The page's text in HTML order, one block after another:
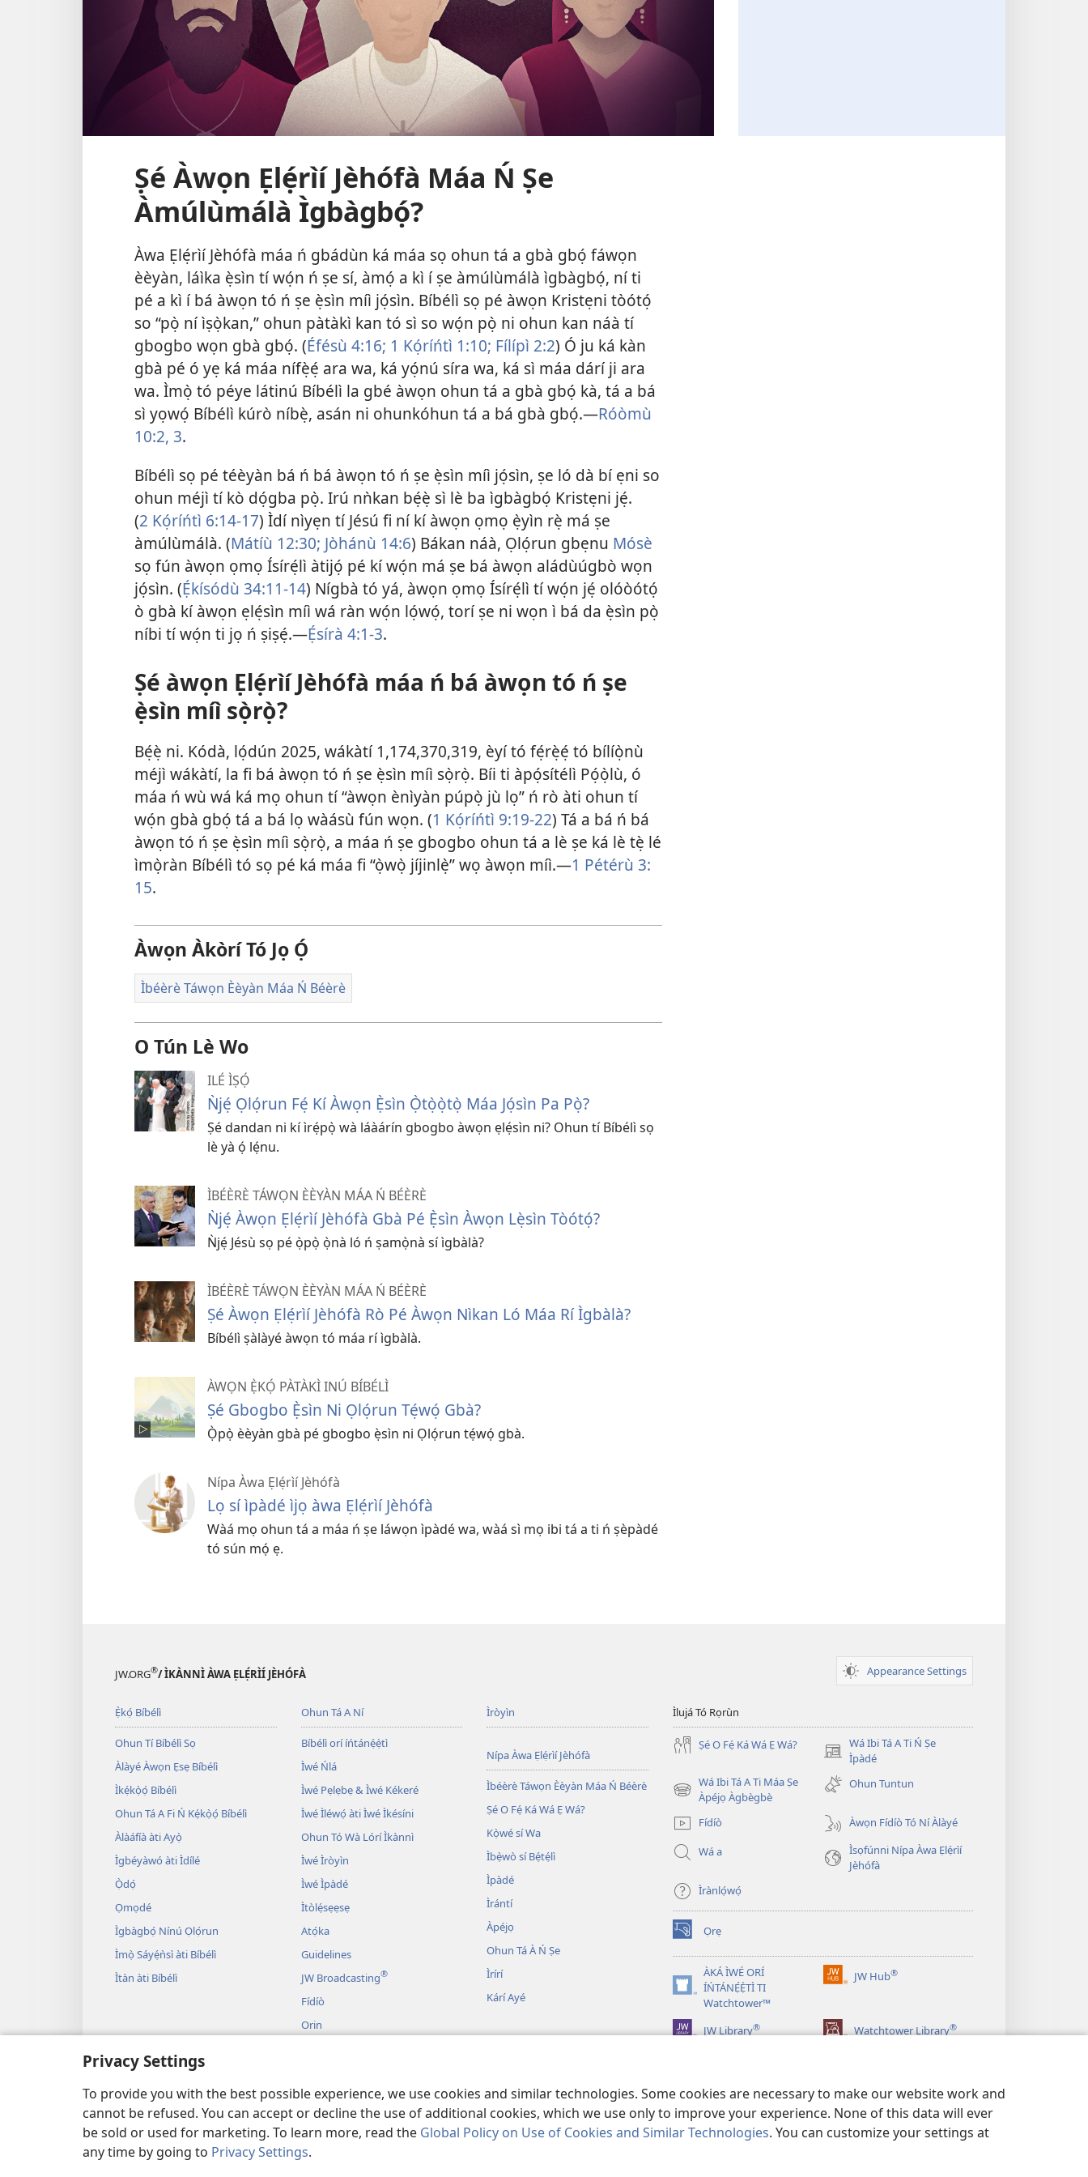
Privacy Settings
To provide you with the best possible experience, we use cookies and similar technologies. Some cookies are necessary to make our website work and
cannot be refused. You can accept or decline the use of additional cookies, which we use only to improve your experience. None of this data will ever
be sold or used for marketing. To learn more, read the Global Policy on Use of Cookies and Similar Technologies. You can customize your settings at
any time by going to Privacy Settings.
Ṣé Àwọn Ẹlẹ́rìí Jèhófà Máa Ń Ṣe
Àmúlùmálà Ìgbàgbọ́?
Àwa Ẹlẹ́rìí Jèhófà máa ń gbádùn ká máa sọ ohun tá a gbà gbọ́ fáwọn
èèyàn, láìka ẹ̀sìn tí wọ́n ń ṣe sí, àmọ́ a kì í ṣe àmúlùmálà ìgbàgbọ́, ní ti
pé a kì í bá àwọn tó ń ṣe ẹ̀sìn míì jọ́sìn. Bíbélì sọ pé àwọn Kristẹni tòótọ́
so “pọ̀ ní ìṣọ̀kan,” ohun pàtàkì kan tó sì so wọ́n pọ̀ ni ohun kan náà tí
gbogbo wọn gbà gbọ́. (Éfésù 4:​16; 1 Kọ́ríńtì 1:​10; Fílípì 2:2) Ó ju ká kàn
gbà pé ó yẹ ká máa nífẹ̀ẹ́ ara wa, ká yọ́nú síra wa, ká sì máa dárí ji ara
wa. Ìmọ̀ tó péye látinú Bíbélì la gbé àwọn ohun tá a gbà gbọ́ kà, tá a bá
sì yọwọ́ Bíbélì kúrò níbẹ̀, asán ni ohunkóhun tá a bá gbà gbọ́.​—Róòmù
10:​2, 3.
Bíbélì sọ pé téèyàn bá ń bá àwọn tó ń ṣe ẹ̀sìn míì jọ́sìn, ṣe ló dà bí ẹni so
ohun méjì tí kò dọ́gba pọ̀. Irú nǹkan bẹ́ẹ̀ sì lè ba ìgbàgbọ́ Kristẹni jẹ́.
(2 Kọ́ríńtì 6:​14-​17) Ìdí nìyẹn tí Jésú fi ní kí àwọn ọmọ ẹ̀yìn rẹ̀ má ṣe
àmúlùmálà. (Mátíù 12:30; Jòhánù 14:6) Bákan náà, Ọlọ́run gbẹnu Mósè
sọ fún àwọn ọmọ Ísírẹ́lì àtijọ́ pé kí wọ́n má ṣe bá àwọn aládùúgbò wọn
jọ́sìn. (Ẹ́kísódù 34:11-​14) Nígbà tó yá, àwọn ọmọ Ísírẹ́lì tí wọ́n jẹ́ olóòótọ́
ò gbà kí àwọn ẹlẹ́sìn míì wá ràn wọ́n lọ́wọ́, torí ṣe ni wọn ì bá da ẹ̀sìn pọ̀
níbi tí wọ́n ti jọ ń ṣiṣẹ́.​—Ẹ́sírà 4:​1-3.
Ṣé àwọn Ẹlẹ́rìí Jèhófà máa ń bá àwọn tó ń ṣe
ẹ̀sìn míì sọ̀rọ̀?
Bẹ́ẹ̀ ni. Kódà, lọ́dún 2025, wákàtí 1,174,370,319, èyí tó fẹ́rẹ̀ẹ́ tó bílíọ̀nù
méjì wákàtí, la fi bá àwọn tó ń ṣe ẹ̀sìn míì sọ̀rọ̀. Bíi ti àpọ́sítélì Pọ́ọ̀lù, ó
máa ń wù wá ká mọ ohun tí “àwọn ènìyàn púpọ̀ jù lọ” ń rò àti ohun tí
wọ́n gbà gbọ́ tá a bá lọ wàásù fún wọn. (1 Kọ́ríńtì 9:​19-​22) Tá a bá ń bá
àwọn tó ń ṣe ẹ̀sìn míì sọ̀rọ̀, a máa ń ṣe gbogbo ohun tá a lè ṣe ká lè tẹ̀ lé
ìmọ̀ràn Bíbélì tó sọ pé ká máa fi “ọ̀wọ̀ jíjinlẹ̀” wọ àwọn míì.​—1 Pétérù 3:​
15.
Àwọn Àkòrí Tó Jọ Ọ́
Ìbéèrè Táwọn Èèyàn Máa Ń Béèrè
O Tún Lè Wo
ILÉ ÌṢỌ́
Ǹjẹ́ Ọlọ́run Fẹ́ Kí Àwọn Ẹ̀sìn Ọ̀tọ̀ọ̀tọ̀ Máa Jọ́sìn Pa Pọ̀?
Ṣé dandan ni kí ìrẹ́pọ̀ wà láàárín gbogbo àwọn ẹlẹ́sìn ni? Ohun tí Bíbélì sọ
lè yà ọ́ lẹ́nu.
ÌBÉÈRÈ TÁWỌN ÈÈYÀN MÁA Ń BÉÈRÈ
Ǹjẹ́ Àwọn Ẹlẹ́rìí Jèhófà Gbà Pé Ẹ̀sìn Àwọn Lẹ̀sìn Tòótọ́?
Ǹjẹ́ Jésù sọ pé ọ̀pọ̀ ọ̀nà ló ń ṣamọ̀nà sí ìgbàlà?
ÌBÉÈRÈ TÁWỌN ÈÈYÀN MÁA Ń BÉÈRÈ
Ṣé Àwọn Ẹlẹ́rìí Jèhófà Rò Pé Àwọn Nìkan Ló Máa Rí Ìgbàlà?
Bíbélì ṣàlàyé àwọn tó máa rí ìgbàlà.
ÀWỌN Ẹ̀KỌ́ PÀTÀKÌ INÚ BÍBÉLÌ
Ṣé Gbogbo Ẹ̀sìn Ni Ọlọ́run Tẹ́wọ́ Gbà?
Ọ̀pọ̀ èèyàn gbà pé gbogbo ẹ̀sìn ni Ọlọ́run tẹ́wọ́ gbà.
Nípa Àwa Ẹlẹ́rìí Jèhófà
Lọ sí ìpàdé ìjọ àwa Ẹlẹ́rìí Jèhófà
Wàá mọ ohun tá a máa ń ṣe láwọn ìpàdé wa, wàá sì mọ ibi tá a ti ń ṣèpàdé
tó sún mọ́ ẹ.
JW.ORG®/ ÌKÀNNÌ ÀWA ẸLẸ́RÌÍ JÈHÓFÀ Appearance Settings
Ẹ̀kọ́ Bíbélì
Ohun Tí Bíbélì Sọ
Àlàyé Àwọn Ẹsẹ Bíbélì
Ìkẹ́kọ̀ọ́ Bíbélì
Ohun Tá A Fi Ń Kẹ́kọ̀ọ́ Bíbélì
Àlàáfíà àti Ayọ̀
Ìgbéyàwó àti Ìdílé
Ọ̀dọ́
Ọmọdé
Ìgbàgbọ́ Nínú Ọlọ́run
Ìmọ̀ Sáyẹ́ǹsì àti Bíbélì
Ìtàn àti Bíbélì
Ohun Tá A Ní
Bíbélì orí íńtánẹ́ẹ̀tì
Ìwé Ńlá
Ìwé Pẹlẹbẹ & Ìwé Kékeré
Ìwé Ìléwọ́ àti Ìwé Ìkésíni
Ohun Tó Wà Lórí Ìkànnì
Ìwé Ìròyìn
Ìwé Ìpàdé
Ìtòlẹ́sẹẹsẹ
Atọ́ka
Guidelines
JW Broadcasting®
Fídíò
Orin
Bíbélì Kíkà Bí Ẹni Ṣe Eré Ìtàn
Ìròyìn
Nípa Àwa Ẹlẹ́rìí Jèhófà
Ìbéèrè Táwọn Èèyàn Máa Ń Béèrè
Ṣé O Fẹ́ Ká Wá Ẹ Wá?
Kọ̀wé sí Wa
Ìbẹ̀wò sí Bẹ́tẹ́lì
Ìpàdé
Ìrántí
Àpéjọ
Ohun Tá À Ń Ṣe
Ìrírí
Kárí Ayé
Ìlujá Tó Rọrùn
Ṣé O Fẹ́ Ká Wá Ẹ Wá?
Wá Ibi Tá A Ti Ń Ṣe
Ìpàdé
(opens
new
window)
Wá Ibi Tá A Ti Máa Ṣe
Àpéjọ Àgbègbè
(opens
window)
Ohun Tuntun
Fídíò
Àwọn Fídíò Tó Ní Àlàyé
Wá a
Ìsọfúnni Nípa Àwa Ẹlẹ́rìí
Jèhófà
Ìrànlọ́wọ́
Ọrẹ
(opens
new
window)ÀKÁ ÌWÉ ORÍ
ÍŃTÁNẸ́Ẹ̀TÌ TI
Watchtower™
(opens
window)
JW Hub®
(opens
JW Library® Watchtower Library®
Copyright© 2026 Watch Tower Bible and Tract Society of Pennsylvania.